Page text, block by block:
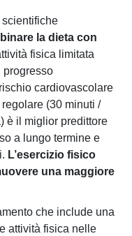
la dieta con
fisica limitata
progresso
cardiovascolare
(30 minuti /
è il miglior predittore
a lungo termine e
L’esercizio fisico
una maggiore
che include una
attività fisica nelle